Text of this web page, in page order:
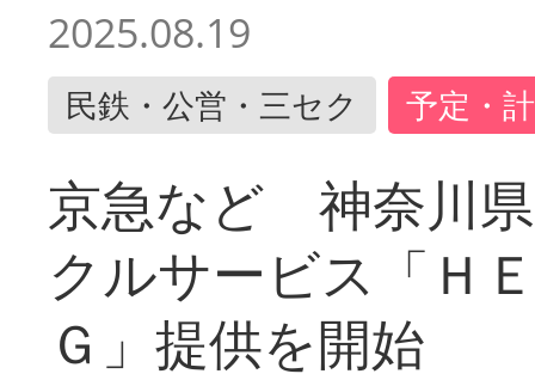
2025.08.19
民鉄・公営・三セク 予定・
京急など 神奈川
クルサービス「Ｈ
Ｇ」提供を開始